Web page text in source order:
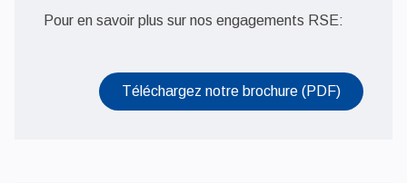
Pour en savoir plus sur nos engagements RSE:
Téléchargez notre brochure (PDF)Ouvrir le